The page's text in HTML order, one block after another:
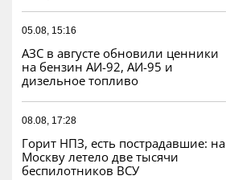
05.08, 15:16
АЗС в августе обновили ценники
на бензин АИ-92, АИ-95 и
дизельное топливо
08.08, 17:28
Горит НПЗ, есть пострадавшие: на
Москву летело две тысячи
беспилотников ВСУ